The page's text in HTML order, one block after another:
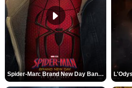
Spider-Man: Brand New Day Bande-annonce VO STFR